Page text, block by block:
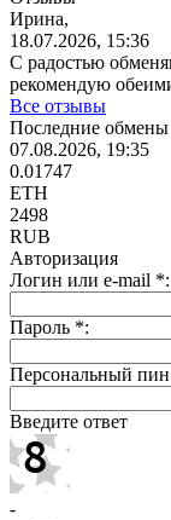
Ирина,
18.07.2026, 15:36
С радостью
рекомендую
Все отзывы
Последние обмены
07.08.2026, 19:35
0.01747
ETH
2498
RUB
Авторизация
Логин или e-mail *:
Пароль *:
Персональный пин
Введите ответ
-